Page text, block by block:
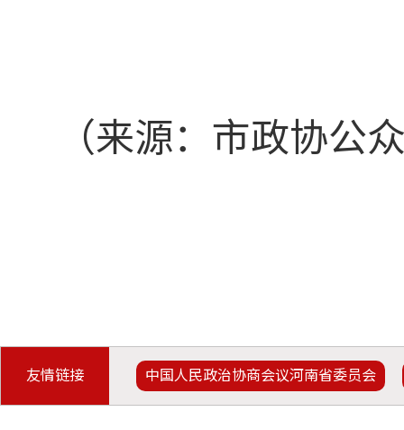
（来源：市政协公
友情链接 中国人民政治协商会议河南省委员会